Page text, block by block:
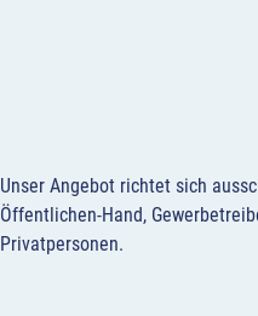
Unser Angebot richtet sich
Öffentlichen-Hand,
Privatpersonen.